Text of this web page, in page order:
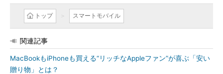
トップ スマートモバイル
関連記事
MacBookもiPhoneも買える“リッチなAppleファン”が喜ぶ「安い
贈り物」とは？